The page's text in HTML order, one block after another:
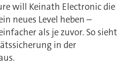
will Keinath Electronic die
neues Level heben –
als je zuvor. So sieht
in der